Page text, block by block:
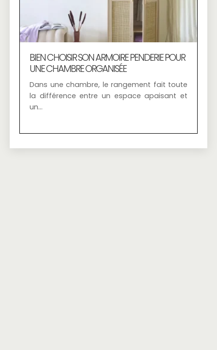
BIEN CHOISIR SON ARMOIRE PENDERIE POUR
UNE CHAMBRE ORGANISÉE
Dans une chambre, le rangement fait toute
la différence entre un espace apaisant et
un…